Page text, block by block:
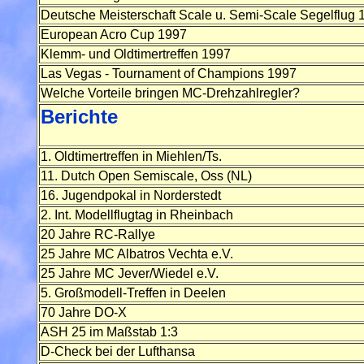
Deutsche Meisterschaft Scale u. Semi-Scale Segelflug
European Acro Cup 1997
Klemm- und Oldtimertreffen 1997
Las Vegas - Tournament of Champions 1997
Welche Vorteile bringen MC-Drehzahlregler?
Berichte
1. Oldtimertreffen in Miehlen/Ts.
11. Dutch Open Semiscale, Oss (NL)
16. Jugendpokal in Norderstedt
2. Int. Modellflugtag in Rheinbach
20 Jahre RC-Rallye
25 Jahre MC Albatros Vechta e.V.
25 Jahre MC Jever/Wiedel e.V.
5. Großmodell-Treffen in Deelen
70 Jahre DO-X
ASH 25 im Maßstab 1:3
D-Check bei der Lufthansa